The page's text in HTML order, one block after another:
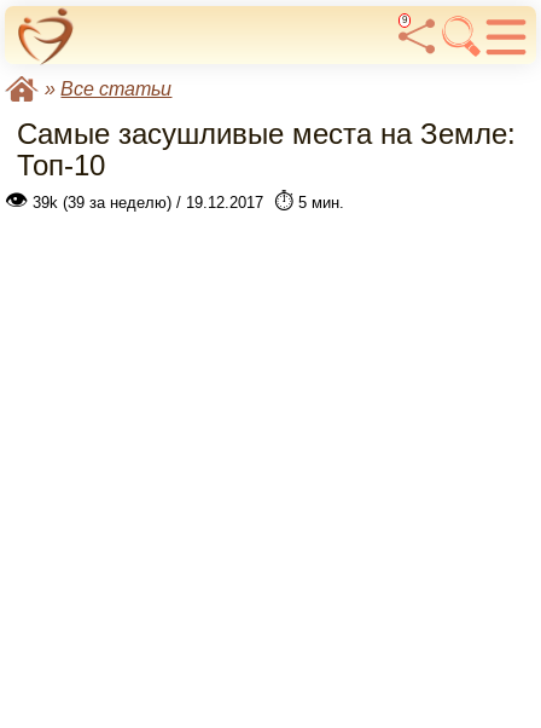
9
»Все статьи
Самые засушливые места на Земле:
Топ-10
👁 39k (39 за неделю) / 19.12.2017 ⏱️ 5 мин.